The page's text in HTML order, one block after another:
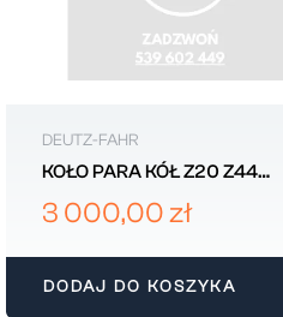
DEUTZ-FAHR
KOŁO PARA KÓŁ Z20 Z44
DEUTZ-FAHR 001662083
3 000,00 zł
DODAJ DO KOSZYKA